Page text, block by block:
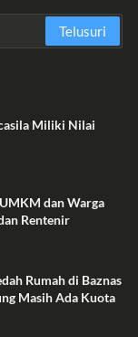
Miliki Nilai
dan Warga
Rentenir
Rumah di Baznas
Masih Ada Kuota